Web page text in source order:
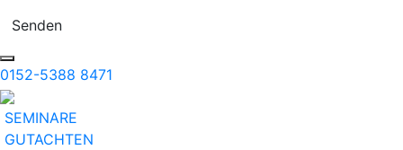
Senden
0152-5388 8471
SEMINARE
GUTACHTEN